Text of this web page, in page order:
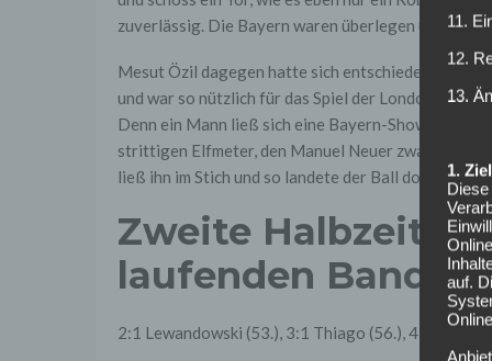
zuverlässig. Die Bayern waren überlegen und
Mesut Özil dagegen hatte sich entschieden an
und war so nützlich für das Spiel der Londoner,
Denn ein Mann ließ sich eine Bayern-Show nicht
strittigen Elfmeter, den Manuel Neuer zwar
ließ ihn im Stich und so landete der Ball doch noch
Zweite Halbzeit –
laufenden Band
2:1 Lewandowski (53.), 3:1 Thiago (56.), 4:1
11.
12.
13.
1.
auf.